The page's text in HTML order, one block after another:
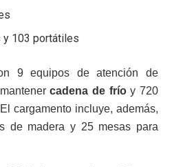
103 portátiles
9 equipos de atención de
cadena de fríoy 720
cargamento incluye, además,
de madera y 25 mesas para